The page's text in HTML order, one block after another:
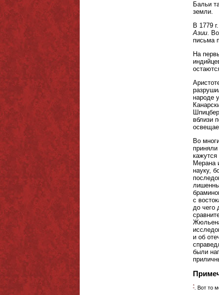
Бальи
земли.
В 1779
Азии.
письма
На
народе
вблизи
Во
Мерана
науку,
с
до чего
и об
были
* . Вот то